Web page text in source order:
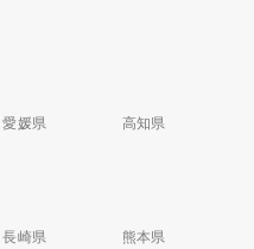
愛媛県 高知県
長崎県 熊本県